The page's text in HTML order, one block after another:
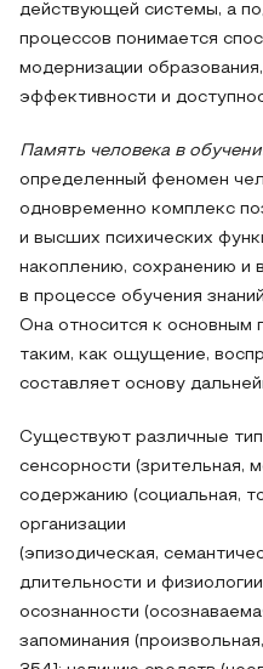
действующей системы, а
процессов понимается
модернизации
эффективности и
Память человека в
определенный феномен
одновременно комплекс
и высших психических
накоплению, сохранению и
в процессе обучения
Она относится к основным
таким, как ощущение,
составляет основу
Существуют различные
сенсорности (зрительная,
содержанию (социальная,
организации
(эпизодическая,
длительности и
осознанности
запоминания